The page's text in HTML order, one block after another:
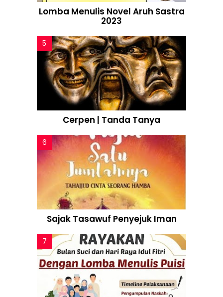
Lomba Menulis Novel Aruh Sastra
2023
Cerpen | Tanda Tanya
Sajak Tasawuf Penyejuk Iman